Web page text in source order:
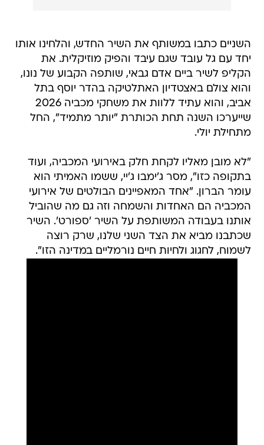
השניים כתבו במשותף את השיר החדש, והלחינו אותו
יחד עם גל עובד שגם עיבד והפיק מוזיקלית. את
הקליפ לשיר ביים אדם גבאי, שותפה הקבוע של נונו,
והוא צולם באצטדיון האתלטיקה בהדר יוסף בתל
אביב, והוא עתיד ללוות את משחקי מכביה 2026
שייערכו השנה תחת הכותרת "יותר מתמיד", החל
מתחילת יולי.
"לא מובן מאליו לקחת חלק באירועי המכביה, ועוד
בתקופה כזו", מסר ג'ימבו ג'יי, ששמו האמיתי הוא
עומר הברון. "אחד המאפיינים הבולטים של אירועי
המכביה הם האחדות והשמחה וזה גם מה שהוביל
אותנו בעבודה המשותפת על השיר 'ספורט'. השיר
שכתבנו מביא את הצד השני שלנו, שרק רוצה
לשמוח, לחגוג ולחיות חיים נורמליים במדינה הזו".